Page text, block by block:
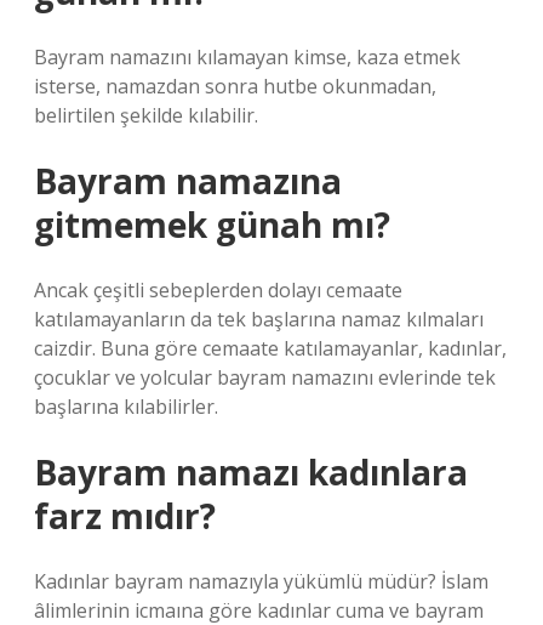
Bayram namazını kılamayan kimse, kaza etmek
isterse, namazdan sonra hutbe okunmadan,
belirtilen şekilde kılabilir.
Bayram namazına
gitmemek günah mı?
Ancak çeşitli sebeplerden dolayı cemaate
katılamayanların da tek başlarına namaz kılmaları
caizdir. Buna göre cemaate katılamayanlar, kadınlar,
çocuklar ve yolcular bayram namazını evlerinde tek
başlarına kılabilirler.
Bayram namazı kadınlara
farz mıdır?
Kadınlar bayram namazıyla yükümlü müdür? İslam
âlimlerinin icmaına göre kadınlar cuma ve bayram